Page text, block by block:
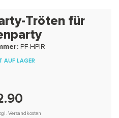
Tröten für
PF-HPIR
AUF LAGER
Versandkosten